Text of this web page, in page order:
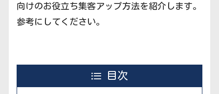
向けのお役立ち集客アップ方法を紹介します。
参考にしてください。
目次